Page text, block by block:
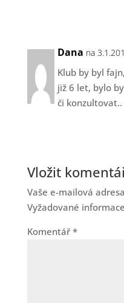
Dana na
Klub by byl
již 6 let, bylo
či konzultovat..
Vložit
Vaše e-mailová
Vyžadované
Komentář *